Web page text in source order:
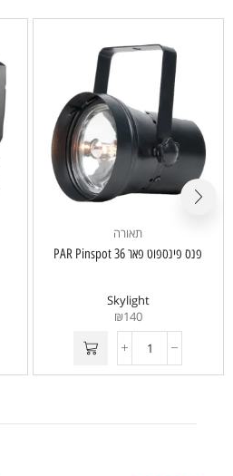
תאורה
פנס פינספוט פאר 36 PAR Pinspot
Skylight
₪140